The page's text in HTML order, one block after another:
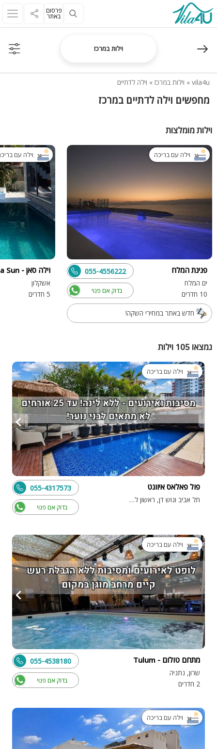
פרסום
באתר
וילות במרכז
vila4u
» וילות במרכז » וילה לדתיים
מחפשים וילה לדתיים במרכז
וילות מומלצות
וילה עם בריכה
פנינת המלח
ים המלח
10 חדרים
בדוק אם פנוי
055-4556222
חדש באתר במחירי השקה!
וילה עם
וילה סאן - Villa Sun
אשקלון
5 חדרים
נמצאו 105 וילות
וילה עם בריכה
פול פאלאס איוונט
תל אביב וגוש דן, ראשון לציון
בדוק אם פנוי
055-4317573
וילה עם בריכה
מתחם טולום - Tulum
שרון, נתניה
2 חדרים
בדוק אם פנוי
055-4538180
וילה עם בריכה